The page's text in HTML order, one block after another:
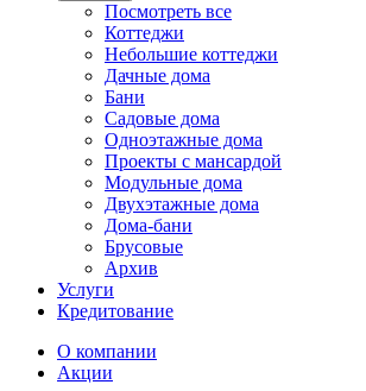
Посмотреть все
Коттеджи
Небольшие коттеджи
Дачные дома
Бани
Садовые дома
Одноэтажные дома
Проекты с мансардой
Модульные дома
Двухэтажные дома
Дома-бани
Брусовые
Архив
Услуги
Кредитование
О компании
Акции